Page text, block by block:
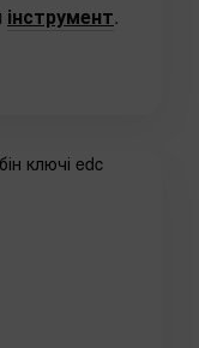
інструмент.